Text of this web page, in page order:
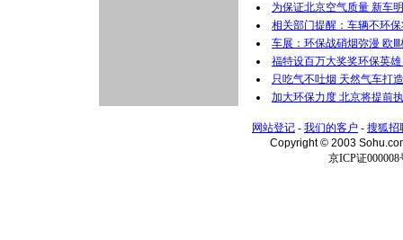
为保证北京空气质量 新车
相关部门提醒：车辆不环
车展：环保战硝烟弥漫 欧
福特设百万大奖奖环保英
只吃气不吐烟 天然气车打
加大环保力度 北京将提前
网站登记 - 我们的客户 - 搜狐招
Copyright © 2003
京ICP证